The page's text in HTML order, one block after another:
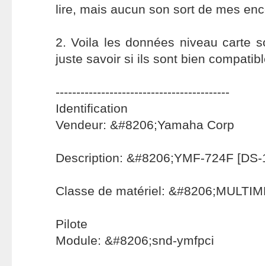
lire, mais aucun son sort de mes
2. Voila les données niveau carte
juste savoir si ils sont bien
------------------------------------------
Identification
Vendeur: &#8206;Yamaha Corp
Description: &#8206;YMF-724F
Classe de matériel:
Pilote
Module: &#8206;snd-ymfpci